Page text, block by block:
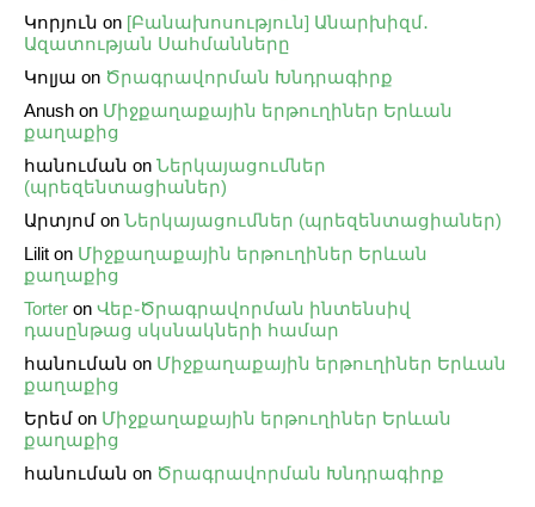
Կորյուն on [Բանախոսություն] Անարխիզմ․
Ազատության Սահմանները
Կոլյա on Ծրագրավորման Խնդրագիրք
Anush on Միջքաղաքային երթուղիներ Երևան
քաղաքից
հանուման on Ներկայացումներ
(պրեզենտացիաներ)
Արտյոմ on Ներկայացումներ (պրեզենտացիաներ)
Lilit on Միջքաղաքային երթուղիներ Երևան
քաղաքից
Torter on Վեբ֊Ծրագրավորման ինտենսիվ
դասընթաց սկսնակների համար
հանուման on Միջքաղաքային երթուղիներ Երևան
քաղաքից
Երեմ on Միջքաղաքային երթուղիներ Երևան
քաղաքից
հանուման on Ծրագրավորման Խնդրագիրք